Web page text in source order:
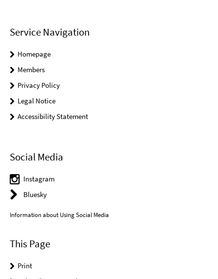
Service Navigation
Homepage
Members
Privacy Policy
Legal Notice
Accessibility Statement
Social Media
Instagram
Bluesky
Information about Using Social Media
This Page
Print